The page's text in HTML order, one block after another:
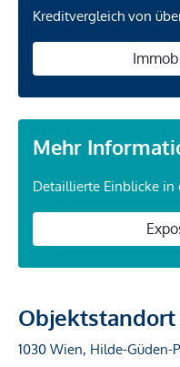
Kreditvergleich von
Mehr
Detaillierte Einblicke in
Objektstandort
1030 Wien, Hilde-Güden-